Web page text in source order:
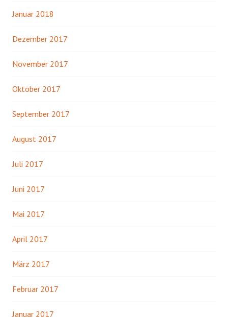
Januar 2018
Dezember 2017
November 2017
Oktober 2017
September 2017
August 2017
Juli 2017
Juni 2017
Mai 2017
April 2017
März 2017
Februar 2017
Januar 2017